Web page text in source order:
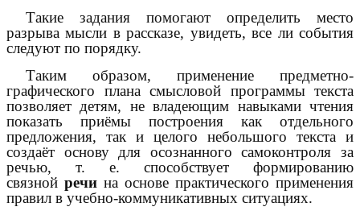
Такие задания помогают определить место
разрыва мысли в рассказе, увидеть, все ли события
следуют по порядку.
Таким образом, применение предметно-
графического плана смысловой программы текста
позволяет детям, не владеющим навыками чтения
показать приёмы построения как отдельного
предложения, так и целого небольшого текста и
создаёт основу для осознанного самоконтроля за
речью, т. е. способствует формированию
связной речи на основе практического применения
правил в учебно-коммуникативных ситуациях.